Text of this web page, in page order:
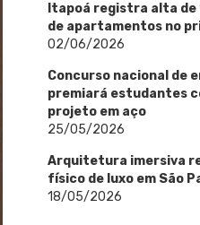
Itapoá registra alta de
de apartamentos no
02/06/2026
Concurso nacional de
premiará estudantes
projeto em aço
25/05/2026
Arquitetura imersiva
físico de luxo em São
18/05/2026